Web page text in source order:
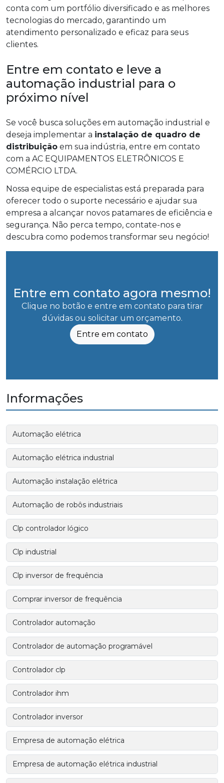
conta com um portfólio diversificado e as melhores
tecnologias do mercado, garantindo um
atendimento personalizado e eficaz para seus
clientes.
Entre em contato e leve a
automação industrial para o
próximo nível
Se você busca soluções em automação industrial e
deseja implementar a instalação de quadro de
distribuição em sua indústria, entre em contato
com a AC EQUIPAMENTOS ELETRÔNICOS E
COMÉRCIO LTDA.
Nossa equipe de especialistas está preparada para
oferecer todo o suporte necessário e ajudar sua
empresa a alcançar novos patamares de eficiência e
segurança. Não perca tempo, contate-nos e
descubra como podemos transformar seu negócio!
Entre em contato agora mesmo!
Clique no botão e entre em contato para tirar
dúvidas ou solicitar um orçamento.
Entre em contato
Informações
Automação elétrica
Automação elétrica industrial
Automação instalação elétrica
Automação de robôs industriais
Clp controlador lógico
Clp industrial
Clp inversor de frequência
Comprar inversor de frequência
Controlador automação
Controlador de automação programável
Controlador clp
Controlador ihm
Controlador inversor
Empresa de automação elétrica
Empresa de automação elétrica industrial